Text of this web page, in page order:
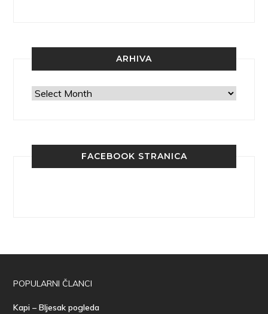
ARHIVA
Arhiva
FACEBOOK STRANICA
POPULARNI ČLANCI
Kapi – Bljesak pogleda